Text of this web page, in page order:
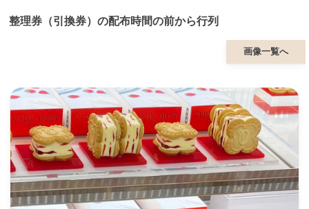
整理券（引換券）の配布時間の前から行列
画像一覧へ